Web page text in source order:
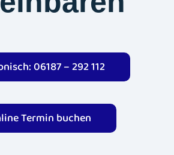
06187 – 292 112
Termin buchen